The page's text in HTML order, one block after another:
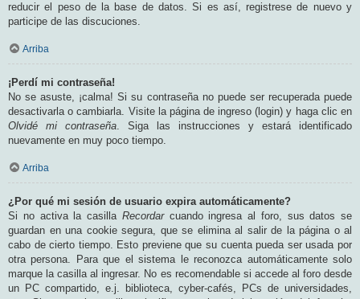
reducir el peso de la base de datos. Si es así, registrese de nuevo y
participe de las discuciones.
Arriba
¡Perdí mi contraseña!
No se asuste, ¡calma! Si su contraseña no puede ser recuperada puede
desactivarla o cambiarla. Visite la página de ingreso (login) y haga clic en
Olvidé mi contraseña. Siga las instrucciones y estará identificado
nuevamente en muy poco tiempo.
Arriba
¿Por qué mi sesión de usuario expira automáticamente?
Si no activa la casilla Recordarcuando ingresa al foro, sus datos se
guardan en una cookie segura, que se elimina al salir de la página o al
cabo de cierto tiempo. Esto previene que su cuenta pueda ser usada por
otra persona. Para que el sistema le reconozca automáticamente solo
marque la casilla al ingresar. No es recomendable si accede al foro desde
un PC compartido, e.j. biblioteca, cyber-cafés, PCs de universidades,